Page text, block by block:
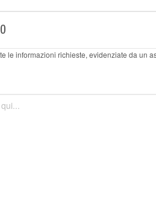
le informazioni richieste, evidenziate da un